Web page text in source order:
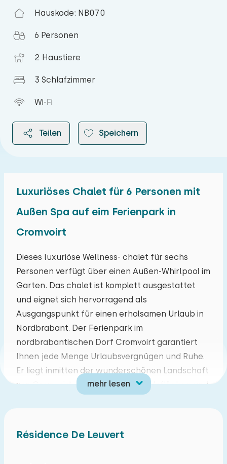
Hauskode: NB070
6 Personen
2 Haustiere
3 Schlafzimmer
Wi-Fi
Teilen Speichern
Luxuriöses Chalet für 6 Personen mit
Außen Spa auf eim Ferienpark in
Cromvoirt
Dieses luxuriöse Wellness- chalet für sechs
Personen verfügt über einen Außen-Whirlpool im
Garten. Das chalet ist komplett ausgestattet
und eignet sich hervorragend als
Ausgangspunkt für einen erholsamen Urlaub in
Nordbrabant. Der Ferienpark im
nordbrabantischen Dorf Cromvoirt garantiert
Ihnen jede Menge Urlaubsvergnügen und Ruhe.
Er liegt inmitten der wunderschönen Landschaft
von Cromvoirt, wo sich Wälder, Heideflächen und
Bol auf einer der gemütlichen Terrassen oder ein
mehr lesen
Mo Di Mi Do Fr Sa
27 28 29 30 31 01 02
03 04 05 06 07
10 11 12 13 14
17 18 19 20 21 22 23
Résidence De Leuvert